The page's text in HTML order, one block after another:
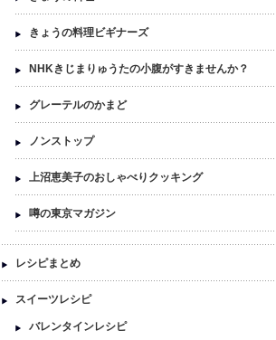
きょうの料理ビギナーズ
NHKきじまりゅうたの小腹がすきませんか？
グレーテルのかまど
ノンストップ
上沼恵美子のおしゃべりクッキング
噂の東京マガジン
レシピまとめ
スイーツレシピ
バレンタインレシピ